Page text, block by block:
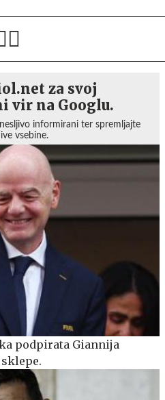
za svoj
vir na Googlu.
informirani ter spremljajte
vsebine.
podpirata Giannija